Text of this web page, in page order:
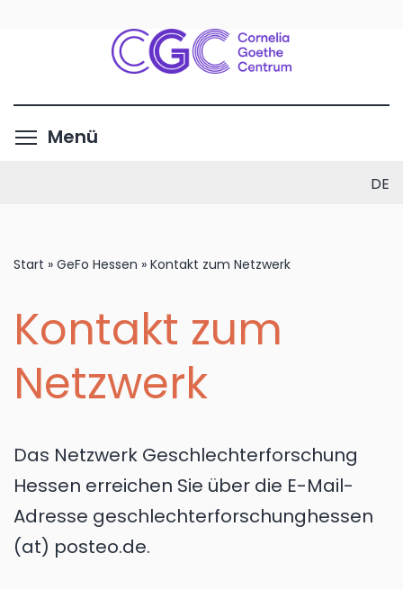
Inhalt
Menü
DE
Start » GeFo Hessen » Kontakt zum Netzwerk
Kontakt zum
Netzwerk
Das Netzwerk Geschlechterforschung
Hessen erreichen Sie über die E-Mail-
Adresse geschlechterforschunghessen
(at) posteo.de.